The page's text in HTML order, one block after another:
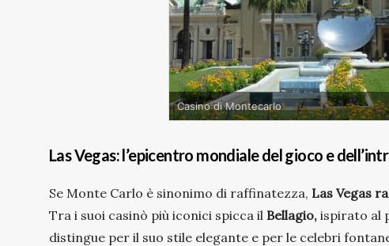
Casino di Montecarlo
Las Vegas: l’epicentro mondiale del gioco e
Se Monte Carlo è sinonimo di raffinatezza, Las Vegas
Tra i suoi casinò più iconici spicca il Bellagio, ispirato al
distingue per il suo stile elegante e per le celebri